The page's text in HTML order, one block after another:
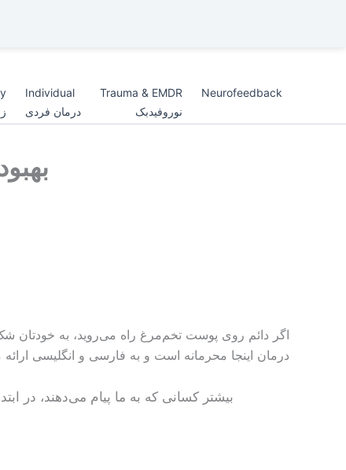
Individual Trauma & EMDR
Neurofeedback
درمان فردی نوروفیدبک
اگر دائم روی پوست تخم‌مرغ راه می‌روید، به خودتان شک
درمان اینجا محرمانه است و به فارسی و انگلیسی
بیشتر کسانی که به ما پیام می‌دهند، در